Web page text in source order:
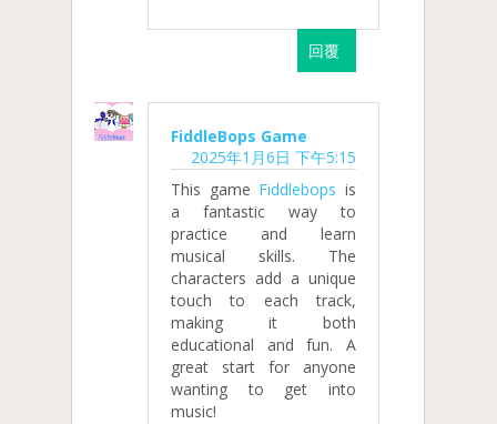
回覆
FiddleBops Game
2025年1月6日 下午5:15
This game Fiddlebops is
a fantastic way to
practice and learn
musical skills. The
characters add a unique
touch to each track,
making it both
educational and fun. A
great start for anyone
wanting to get into
music!